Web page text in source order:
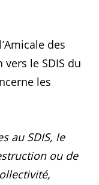
des
le SDIS du
les
au SDIS, le
ou de